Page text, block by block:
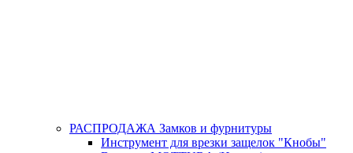
РАСПРОДАЖА Замков и фурнитуры
Инструмент для врезки защелок "Кнобы"